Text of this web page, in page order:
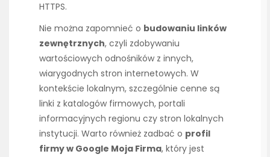
HTTPS.
Nie można zapomnieć o budowaniu linków
zewnętrznych, czyli zdobywaniu
wartościowych odnośników z innych,
wiarygodnych stron internetowych. W
kontekście lokalnym, szczególnie cenne są
linki z katalogów firmowych, portali
informacyjnych regionu czy stron lokalnych
instytucji. Warto również zadbać o profil
firmy w Google Moja Firma, który jest